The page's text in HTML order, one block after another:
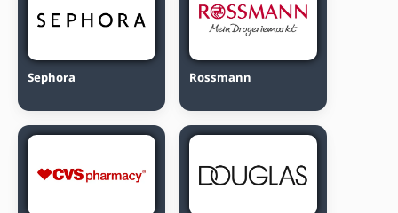
Sephora Rossmann